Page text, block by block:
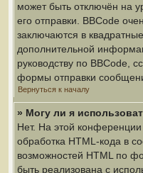
может быть отключён на
его отправки. BBCode
заключаются в
дополнительной
руководству по BBCode,
формы отправки
Вернуться к началу
» Могу ли я
Нет. На этой
обработка HTML-кода в
возможностей HTML по
быть реализована с